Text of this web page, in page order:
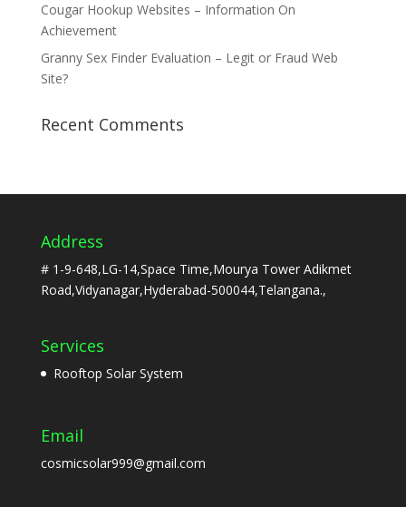
Cougar Hookup Websites – Information On
Achievement
Granny Sex Finder Evaluation – Legit or Fraud Web
Site?
Recent Comments
Address
# 1-9-648,LG-14,Space Time,Mourya Tower Adikmet
Road,Vidyanagar,Hyderabad-500044,Telangana.,
Services
Rooftop Solar System
Email
cosmicsolar999@gmail.com